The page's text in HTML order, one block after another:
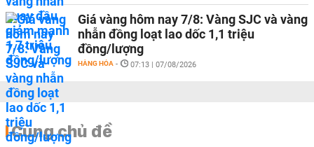
Giá vàng hôm nay 7/8: Vàng SJC và vàng
nhẫn đồng loạt lao dốc 1,1 triệu
đồng/lượng
HÀNG HÓA - 07:13 | 07/08/2026
Cùng chủ đề